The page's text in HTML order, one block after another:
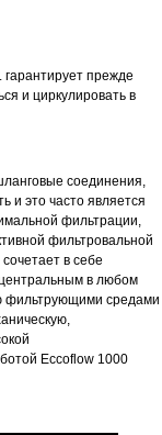
прежде
и циркулировать в
соединения,
и это часто является
фильтрации,
фильтровальной
в себе
в любом
фильтрующими средами
Eccoflow 1000